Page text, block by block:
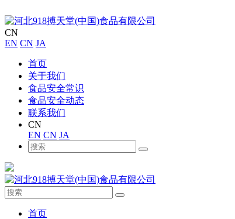
CN
EN CN JA
首页
关于我们
食品安全常识
食品安全动态
联系我们
CN
EN CN JA
首页